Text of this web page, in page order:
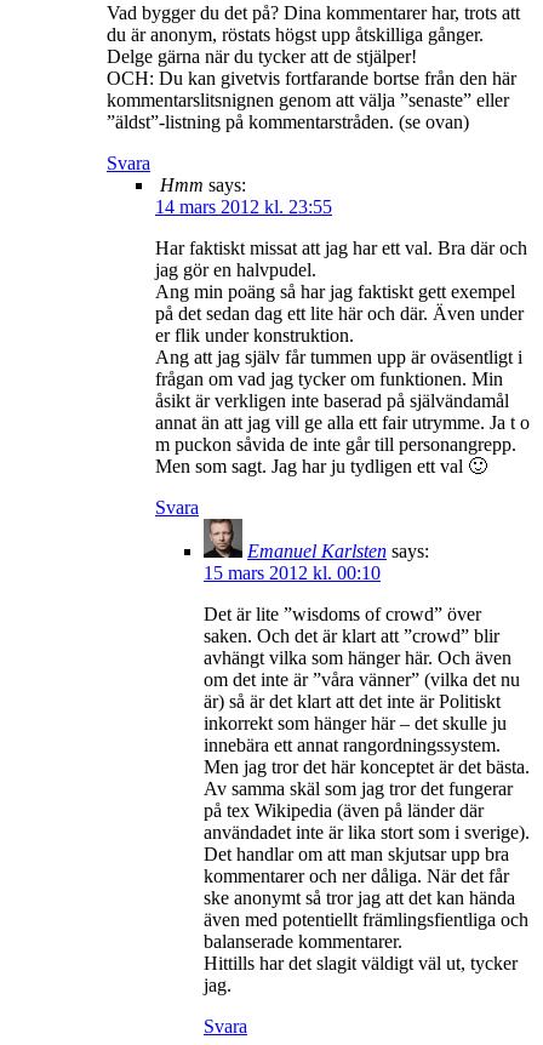
Vad bygger du det på? Dina kommentarer har, trots att
du är anonym, röstats högst upp åtskilliga gånger.
Delge gärna när du tycker att de stjälper!
OCH: Du kan givetvis fortfarande bortse från den här
kommentarslitsnignen genom att välja ”senaste” eller
”äldst”-listning på kommentarstråden. (se ovan)
Svara
Hmm says:
14 mars 2012 kl. 23:55
Har faktiskt missat att jag har ett val. Bra där och
jag gör en halvpudel.
Ang min poäng så har jag faktiskt gett exempel
på det sedan dag ett lite här och där. Även under
er flik under konstruktion.
Ang att jag själv får tummen upp är oväsentligt i
frågan om vad jag tycker om funktionen. Min
åsikt är verkligen inte baserad på självändamål
annat än att jag vill ge alla ett fair utrymme. Ja t o
m puckon såvida de inte går till personangrepp.
Men som sagt. Jag har ju tydligen ett val 🙂
Svara
Emanuel Karlsten says:
15 mars 2012 kl. 00:10
Det är lite ”wisdoms of crowd” över
saken. Och det är klart att ”crowd” blir
avhängt vilka som hänger här. Och även
om det inte är ”våra vänner” (vilka det nu
är) så är det klart att det inte är Politiskt
inkorrekt som hänger här – det skulle ju
innebära ett annat rangordningssystem.
Men jag tror det här konceptet är det bästa.
Av samma skäl som jag tror det fungerar
på tex Wikipedia (även på länder där
användadet inte är lika stort som i sverige).
Det handlar om att man skjutsar upp bra
kommentarer och ner dåliga. När det får
ske anonymt så tror jag att det kan hända
även med potentiellt främlingsfientliga och
balanserade kommentarer.
Hittills har det slagit väldigt väl ut, tycker
jag.
Svara